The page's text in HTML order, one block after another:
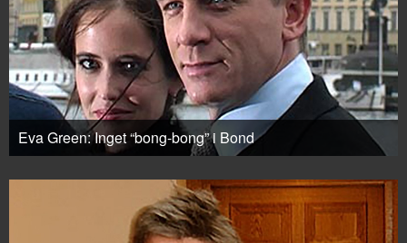
Eva Green: Inget “bong-bong” i Bond